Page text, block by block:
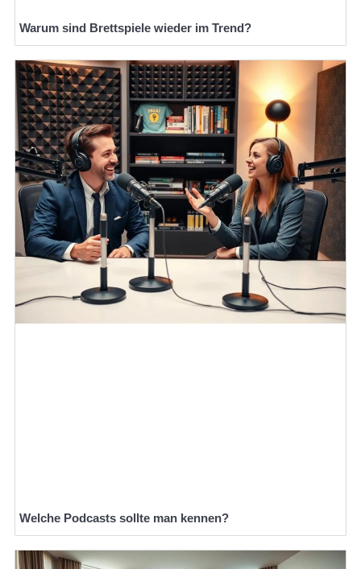
Warum sind Brettspiele wieder im Trend?
Welche Podcasts sollte man kennen?